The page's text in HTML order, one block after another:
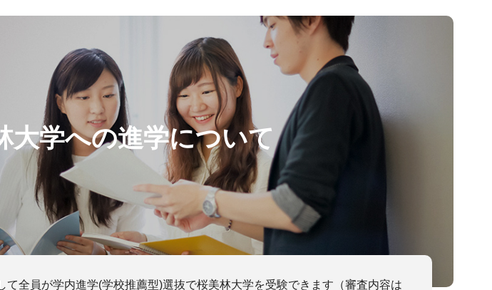
大学への進学について
全員が学内進学(学校推薦型)選抜で桜美林大学を受験できます（審査内容は